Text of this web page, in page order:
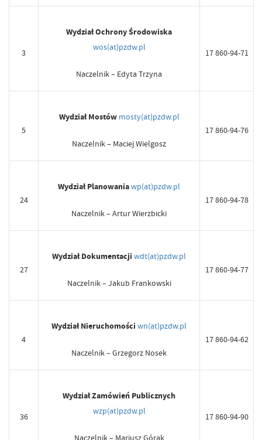
3
Wydział Ochrony Środowiska
wos(at)pzdw.pl
Naczelnik – Edyta Trzyna
17 860-94-71
5
Wydział Mostów mosty(at)pzdw.pl
Naczelnik – Maciej Wielgosz
17 860-94-76
24
Wydział Planowaniawp(at)pzdw.pl
Naczelnik – Artur Wierzbicki
17 860-94-78
27
Wydział Dokumentacji wdt(at)pzdw.pl
Naczelnik – Jakub Frankowski
17 860-94-77
4
Wydział Nieruchomości wn(at)pzdw.pl
Naczelnik – Grzegorz Nosek
17 860-94-62
36
Wydział Zamówień Publicznych
wzp(at)pzdw.pl
Naczelnik – Mariusz Górak
17 860-94-90